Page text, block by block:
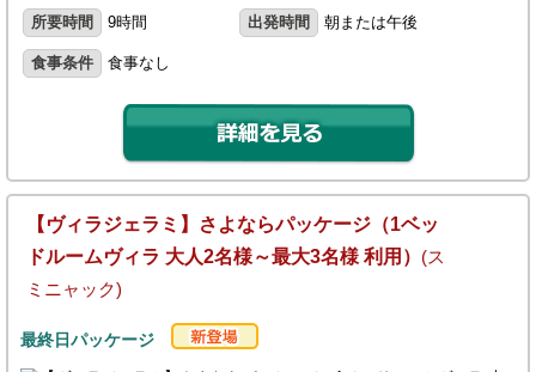
所要時間
9時間 出発時間 朝または午後
食事条件 食事なし
【ヴィラジェラミ】さよならパッケージ（1ベッ
ドルームヴィラ 大人2名様～最大3名様 利用） (ス
ミニャック)
最終日パッケージ